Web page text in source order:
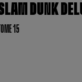
DUNK
15